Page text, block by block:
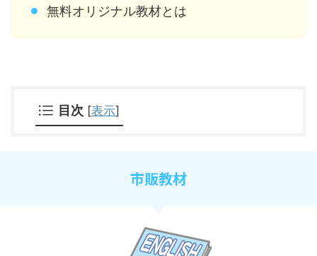
無料オリジナル教材とは
目次 [表示]
市販教材